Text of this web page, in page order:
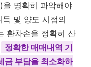
을 명확히 파악해야
및 양도 시점의
환차손을 정확히 산
정확한 매매내역 기
금 부담을 최소화하